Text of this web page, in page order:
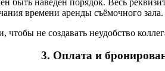
времени аренды съёмочного зала.
не создавать неудобство
3. Оплата и